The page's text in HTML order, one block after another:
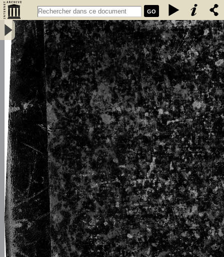
GO
L\'émigration bretonne en Armorique du Ve au VIIe siècle de notre
ère : thèse pour le doctorat - Loth, Joseph (1847-1934)